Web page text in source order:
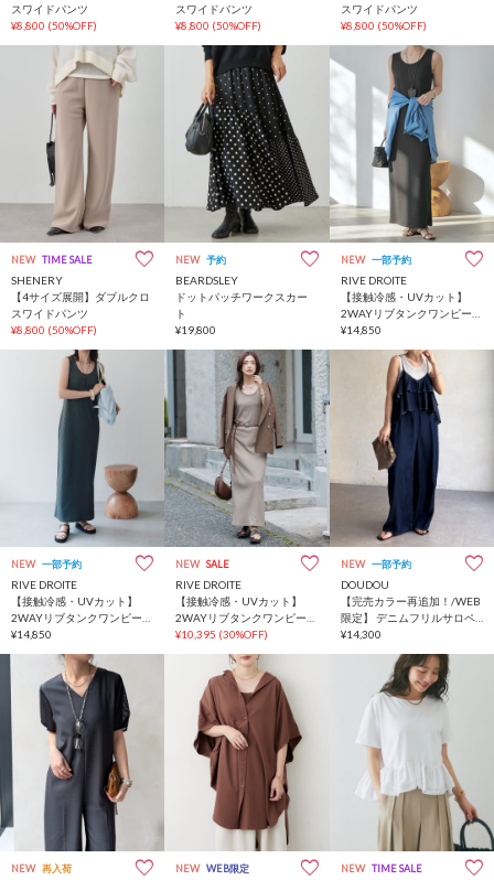
スワイドパンツ
¥8,800 (50%OFF)
スワイドパンツ
¥8,800 (50%OFF)
スワイドパンツ
¥8,800 (50%OFF)
NEW TIME SALE
SHENERY
【4サイズ展開】ダブルクロ
スワイドパンツ
¥8,800 (50%OFF)
NEW 予約
BEARDSLEY
ドットパッチワークスカー
ト
¥19,800
NEW 一部予約
RIVE DROITE
【接触冷感・UVカット】
2WAYリブタンクワンピース
【全骨格細見え/高身長サイ
¥14,850
NEW 一部予約
RIVE DROITE
【接触冷感・UVカット】
2WAYリブタンクワンピース
【全骨格細見え/高身長サイ
¥14,850
NEW SALE
RIVE DROITE
【接触冷感・UVカット】
2WAYリブタンクワンピース
【全骨格細見え/高身長サイ
¥10,395 (30%OFF)
NEW 一部予約
DOUDOU
【完売カラー再追加！/WEB
限定】 デニムフリルサロペ
ット
¥14,300
NEW 再入荷 NEW WEB限定 NEW TIME SALE